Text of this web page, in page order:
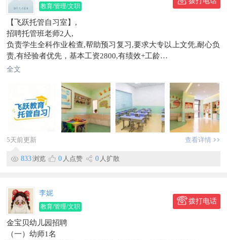
招聘客房保洁1人
月休四天，3200+绩效
招聘主播1人
薪资待遇：4000+绩效
五险一金
联系电话：159****2730
信息有效期到2026/09/14
联系时，请说明在【珲春圈】看到的~
教育/管理/文职
【飞跃托管自习室】,
招聘托管班老师2人,
负责学生全科作业检查,帮助预习复习,要求大专以上文凭,耐心负
责,有经验者优先，基本工资2800,有绩效+工龄
晋升空间教务主任,教务校长,无经验者谦虚好学可以培训上岗,非
电话微信张老师156****0788
地址珲春市
信息有效期到2026/10/01
全文
5天前更新 查看详情
833浏览 0 人点赞 0 人扩散
李妮
教育/管理/文职
拨打电话
金宝贝幼儿园招聘
（一）幼师1名